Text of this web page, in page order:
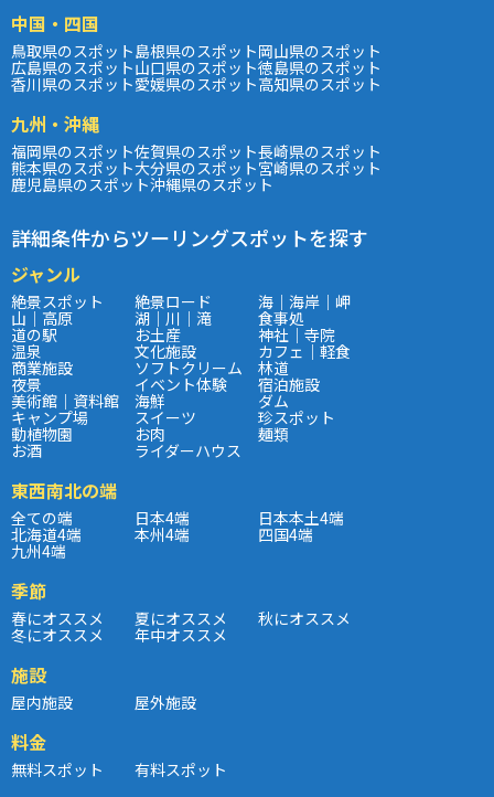
中国・四国
鳥取県のスポット島根県のスポット岡山県のスポット
広島県のスポット山口県のスポット徳島県のスポット
香川県のスポット愛媛県のスポット高知県のスポット
九州・沖縄
福岡県のスポット佐賀県のスポット長崎県のスポット
熊本県のスポット大分県のスポット宮崎県のスポット
鹿児島県のスポット沖縄県のスポット
詳細条件からツーリングスポットを探す
ジャンル
絶景スポット 絶景ロード 海｜海岸｜岬
山｜高原 湖｜川｜滝 食事処
道の駅 お土産 神社｜寺院
温泉 文化施設 カフェ｜軽食
商業施設 ソフトクリーム 林道
夜景 イベント体験 宿泊施設
美術館｜資料館 海鮮 ダム
キャンプ場 スイーツ 珍スポット
動植物園 お肉 麺類
お酒 ライダーハウス
東西南北の端
全ての端 日本4端 日本本土4端
北海道4端 本州4端 四国4端
九州4端
季節
春にオススメ 夏にオススメ 秋にオススメ
冬にオススメ 年中オススメ
施設
屋内施設 屋外施設
料金
無料スポット 有料スポット